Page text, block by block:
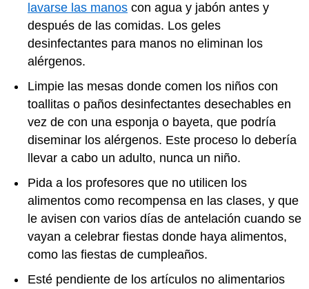
lavarse las manos con agua y jabón antes y
después de las comidas. Los geles
desinfectantes para manos no eliminan los
alérgenos.
Limpie las mesas donde comen los niños con
toallitas o paños desinfectantes desechables en
vez de con una esponja o bayeta, que podría
diseminar los alérgenos. Este proceso lo debería
llevar a cabo un adulto, nunca un niño.
Pida a los profesores que no utilicen los
alimentos como recompensa en las clases, y que
le avisen con varios días de antelación cuando se
vayan a celebrar fiestas donde haya alimentos,
como las fiestas de cumpleaños.
Esté pendiente de los artículos no alimentarios